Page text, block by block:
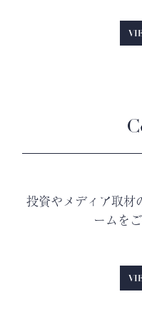
投資やメディア取材
ームを